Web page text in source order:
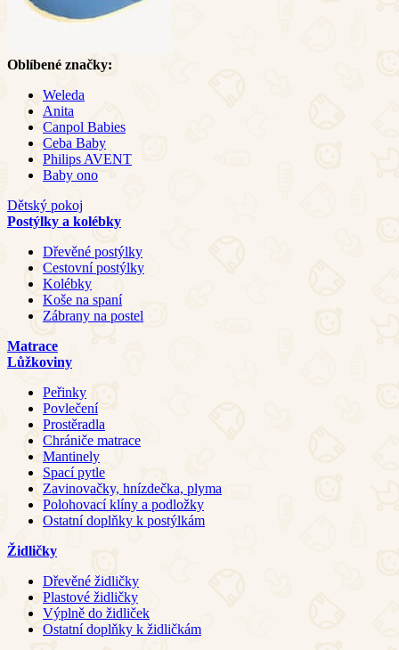
Oblíbené značky:
Weleda
Anita
Canpol Babies
Ceba Baby
Philips AVENT
Baby ono
Dětský pokoj
Postýlky a kolébky
Dřevěné postýlky
Cestovní postýlky
Kolébky
Koše na spaní
Zábrany na postel
Matrace
Lůžkoviny
Peřinky
Povlečení
Prostěradla
Chrániče matrace
Mantinely
Spací pytle
Zavinovačky, hnízdečka, plyma
Polohovací klíny a podložky
Ostatní doplňky k postýlkám
Židličky
Dřevěné židličky
Plastové židličky
Výplně do židliček
Ostatní doplňky k židličkám